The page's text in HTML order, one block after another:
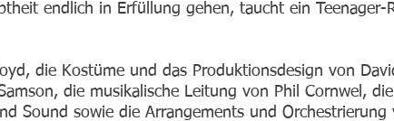
endlich in Erfüllung gehen, taucht ein
die Kostüme und das Produktionsdesign von
die musikalische Leitung von Phil Cornwel,
Sound sowie die Arrangements und Orchestrierung